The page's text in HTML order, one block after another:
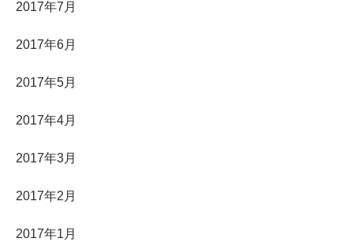
2017年7月
2017年6月
2017年5月
2017年4月
2017年3月
2017年2月
2017年1月